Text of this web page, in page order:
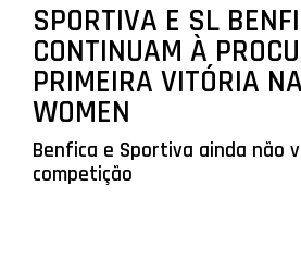
SPORTIVA E SL
CONTINUAM À
PRIMEIRA VITÓRIA
WOMEN
Benfica e Sportiva ainda não
competição